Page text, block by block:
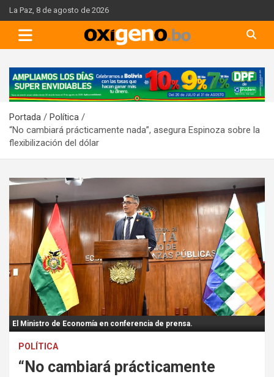
Skip
to
content
La Paz, 8 de agosto de 2026
A
d
e
r
t
s
e
m
e
n
t
Portada
Política
“No cambiará prácticamente nada”, asegura Espinoza sobre la
flexibilización del dólar
El Ministro de Economía en conferencia de prensa.
POLÍTICA
“No cambiará prácticamente